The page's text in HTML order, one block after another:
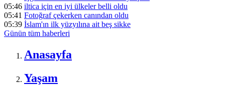
05:46 iltica için en iyi ülkeler belli oldu
05:41 Fotoğraf çekerken canından oldu
05:39 İslam'ın ilk yüzyılına ait beş sikke
Günün tüm haberleri
Anasayfa
Yaşam